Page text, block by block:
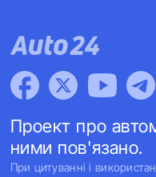
Проект про
ними пов'язано.
При цитуванні і